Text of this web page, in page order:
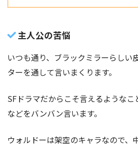
主人公の苦悩
いつも通り、ブラックミラーらしい
ターを通して言いまくります。
SFドラマだからこそ言えるような
などをバンバン言います。
ウォルドーは架空のキャラなので、